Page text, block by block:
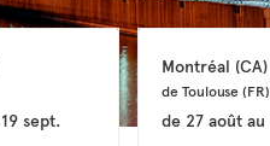
19 sept.
Montréal (CA)
de Toulouse (FR)
de 27 août au